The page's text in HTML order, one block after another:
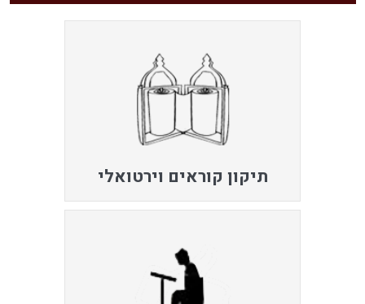
תיקון קוראים וירטואלי